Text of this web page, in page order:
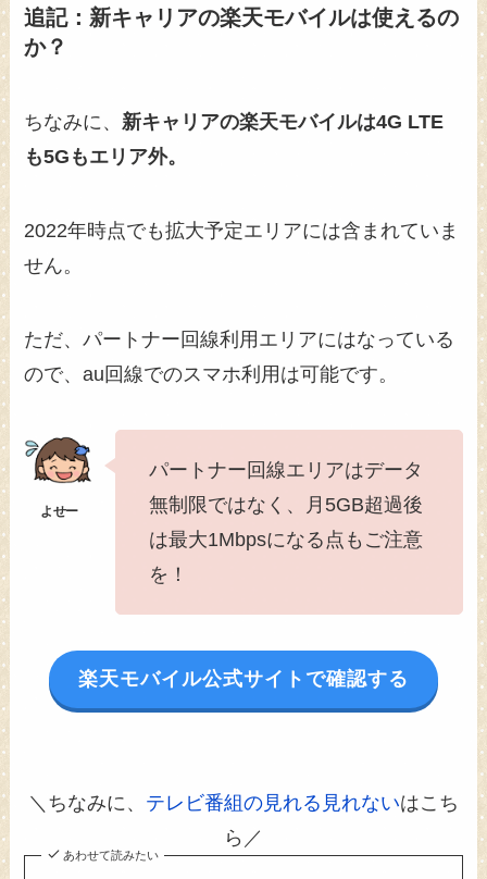
追記：新キャリアの楽天モバイルは使えるの
か？
ちなみに、新キャリアの楽天モバイルは4G LTE
も5Gもエリア外。
2022年時点でも拡大予定エリアには含まれていま
せん。
ただ、パートナー回線利用エリアにはなっている
ので、au回線でのスマホ利用は可能です。
パートナー回線エリアはデータ
無制限ではなく、月5GB超過後
は最大1Mbpsになる点もご注意
を！
楽天モバイル公式サイトで確認する
＼ちなみに、 テレビ番組の見れる見れないはこち
ら／
あわせて読みたい